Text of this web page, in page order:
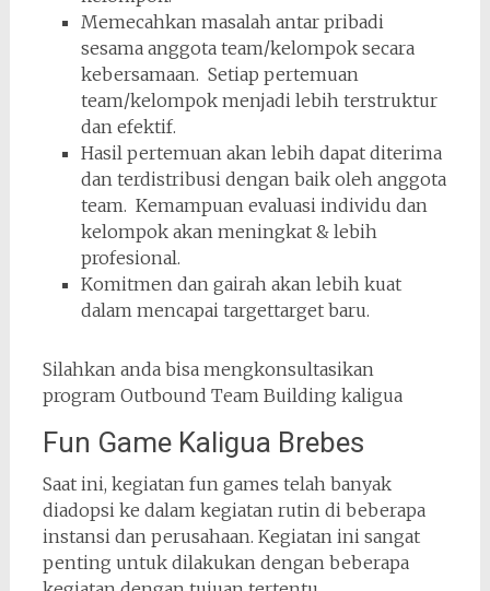
Memecahkan masalah antar pribadi
sesama anggota team/kelompok secara
kebersamaan. ­ Setiap pertemuan
team/kelompok menjadi lebih terstruktur
dan efektif. ­
Hasil pertemuan akan lebih dapat diterima
dan terdistribusi dengan baik oleh anggota
team. ­ Kemampuan evaluasi individu dan
kelompok akan meningkat & lebih
profesional. ­
Komitmen dan gairah akan lebih kuat
dalam mencapai target­target baru.
Silahkan anda bisa mengkonsultasikan
program Outbound Team Building kaligua
Fun Game Kaligua Brebes
Saat ini, kegiatan fun games telah banyak
diadopsi ke dalam kegiatan rutin di beberapa
instansi dan perusahaan. Kegiatan ini sangat
penting untuk dilakukan dengan beberapa